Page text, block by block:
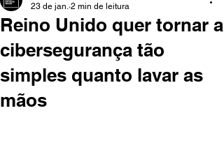
Reino Unido quer tornar a
cibersegurança tão
simples quanto lavar as
mãos
23 de jan. 2 min de leitura